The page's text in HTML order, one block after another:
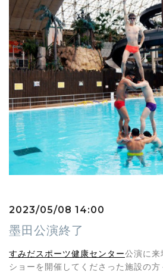
2023/05/08 14:00
墨田公演終了
すみだスポーツ健康センター公演に来
ショーを開催してくださった施設の